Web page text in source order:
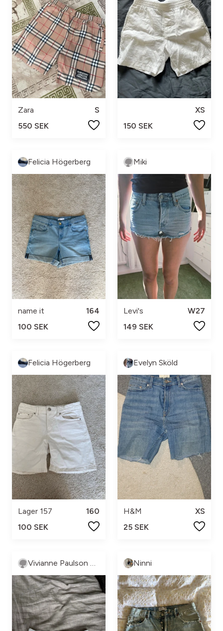
Zara
S
550 SEK
XS
150 SEK
Felicia Högerberg
name it
164
100 SEK
Miki
Levi's
W27
149 SEK
Felicia Högerberg
Lager 157
160
100 SEK
Evelyn Sköld
H&M
XS
25 SEK
Vivianne Paulson Nordenson Ninni